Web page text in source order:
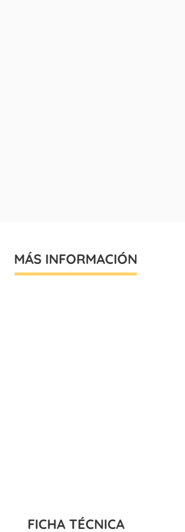
MÁS INFORMACIÓN
FICHA TÉCNICA